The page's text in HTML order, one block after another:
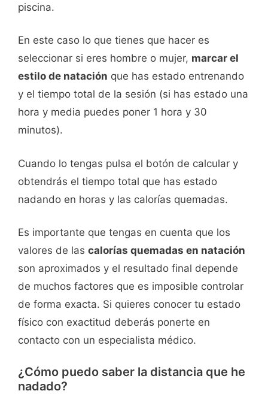
piscina.
En este caso lo que tienes que hacer es
seleccionar si eres hombre o mujer, marcar el
estilo de natación que has estado entrenando
y el tiempo total de la sesión (si has estado una
hora y media puedes poner 1 hora y 30
minutos).
Cuando lo tengas pulsa el botón de calcular y
obtendrás el tiempo total que has estado
nadando en horas y las calorías quemadas.
Es importante que tengas en cuenta que los
valores de las calorías quemadas en natación
son aproximados y el resultado final depende
de muchos factores que es imposible controlar
de forma exacta. Si quieres conocer tu estado
físico con exactitud deberás ponerte en
contacto con un especialista médico.
¿Cómo puedo saber la distancia que he
nadado?